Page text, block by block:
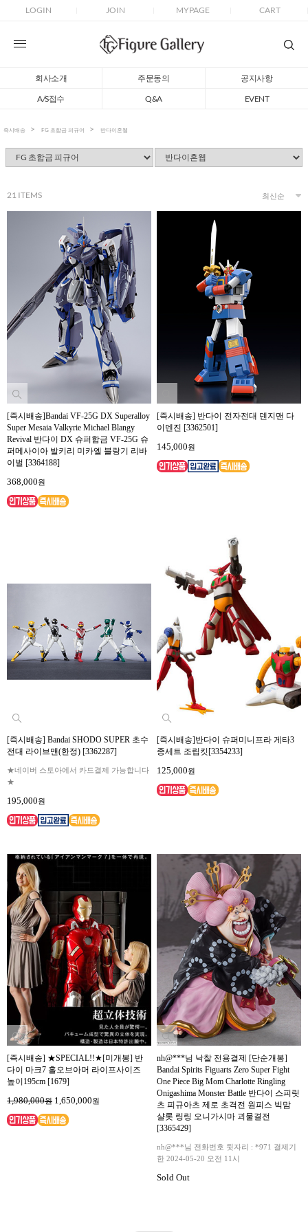
LOGIN JOIN MYPAGE CART
회사소개 주문동의
공지사항
A/S접수
Q&A EVENT
즉시배송 FG 초합금 피규어 반다이혼웹
21 ITEMS
[즉시배송]Bandai VF-25G DX Superalloy
Super Mesaia Valkyrie Michael Blangy
Revival 반다이 DX 슈퍼합금 VF-25G 슈
퍼메사이아 발키리 미카엘 블랑기 리바
이벌 [3364188]
368,000원
[즉시배송] 반다이 전자전대 덴지맨 다
이덴진 [3362501]
145,000원
[즉시배송] Bandai SHODO SUPER 초수
전대 라이브맨(한정) [3362287]
★네이버 스토아에서 카드결제 가능합니다
★
195,000원
[즉시배송]반다이 슈퍼미니프라 게타3
종세트 조립킷[3354233]
125,000원
[즉시배송] ★SPECIAL!!★[미개봉] 반
다이 마크7 홀오브아머 라이프사이즈
높이195cm [1679]
1,980,000원 1,650,000원
nh@***님 낙찰 전용결제 [단순개봉]
Bandai Spirits Figuarts Zero Super Fight
One Piece Big Mom Charlotte Ringling
Onigashima Monster Battle 반다이 스피릿
츠 피규아츠 제로 초격전 원피스 빅맘
샬롯 링링 오니가시마 괴물결전
[3365429]
nh@***님 전화번호 뒷자리 : *971 결제기
한 2024-05-20 오전 11시
Sold Out